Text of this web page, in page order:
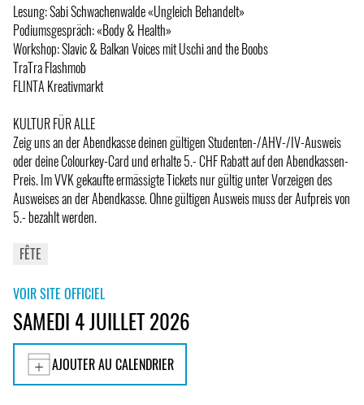
Lesung: Sabi Schwachenwalde «Ungleich Behandelt»
Podiumsgespräch: «Body & Health»
Workshop: Slavic & Balkan Voices mit Uschi and the Boobs
TraTra Flashmob
FLINTA Kreativmarkt
KULTUR FÜR ALLE
Zeig uns an der Abendkasse deinen gültigen Studenten-/AHV-/IV-Ausweis
oder deine Colourkey-Card und erhalte 5.- CHF Rabatt auf den Abendkassen-
Preis. Im VVK gekaufte ermässigte Tickets nur gültig unter Vorzeigen des
Ausweises an der Abendkasse. Ohne gültigen Ausweis muss der Aufpreis von
5.- bezahlt werden.
FÊTE
VOIR SITE OFFICIEL
SAMEDI 4 JUILLET 2026
AJOUTER AU CALENDRIER